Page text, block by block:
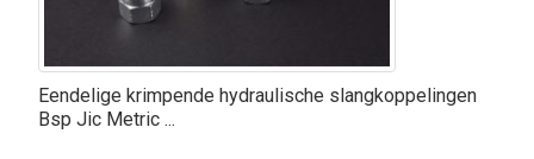
Eendelige krimpende hydraulische slangkoppelingen
Bsp Jic Metric ...